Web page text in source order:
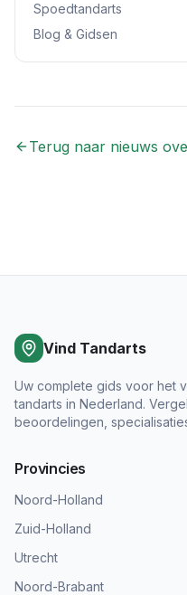
Spoedtandarts
Blog & Gidsen
Terug naar nieuws
Vind Tandarts
Uw complete gids voor het
tandarts in Nederland.
beoordelingen,
Provincies
Noord-Holland
Zuid-Holland
Utrecht
Noord-Brabant